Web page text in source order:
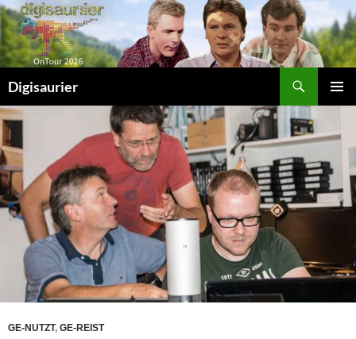
Zum
Inhalt
springen
Digisaurier
GE-NUTZT, GE-REIST